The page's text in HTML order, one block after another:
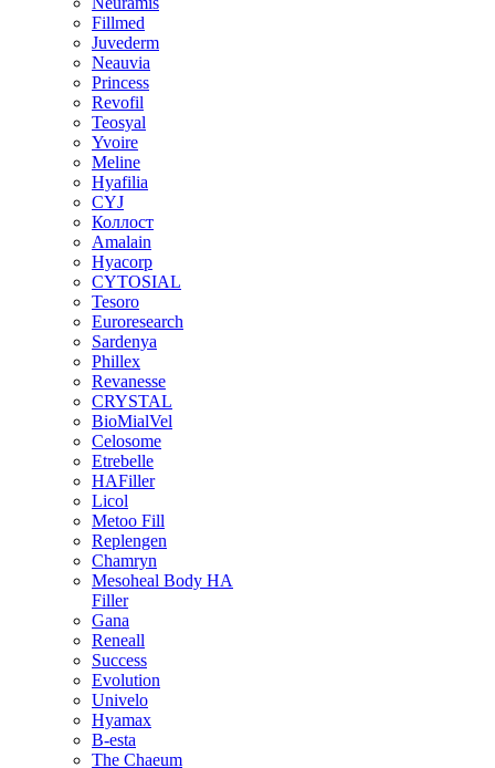
Fillmed
Juvederm
Neauvia
Princess
Revofil
Teosyal
Yvoire
Meline
Hyafilia
CYJ
Коллост
Amalain
Hyacorp
CYTOSIAL
Tesoro
Euroresearch
Sardenya
Phillex
Revanesse
CRYSTAL
BioMialVel
Celosome
Etrebelle
HAFiller
Licol
Metoo Fill
Replengen
Chamryn
Mesoheal Body HA
Filler
Gana
Reneall
Success
Evolution
Univelo
Hyamax
B-esta
The Chaeum